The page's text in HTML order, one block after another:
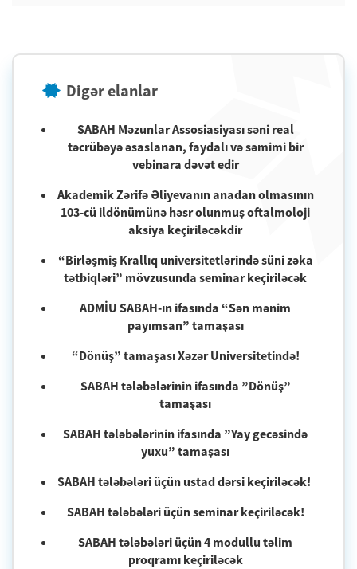
Digər elanlar
SABAH Məzunlar Assosiasiyası səni real
təcrübəyə əsaslanan, faydalı və səmimi bir
vebinara dəvət edir
Akademik Zərifə Əliyevanın anadan olmasının
103-cü ildönümünə həsr olunmuş oftalmoloji
aksiya keçiriləcəkdir
“Birləşmiş Krallıq universitetlərində süni zəka
tətbiqləri” mövzusunda seminar keçiriləcək
ADMİU SABAH-ın ifasında “Sən mənim
payımsan” tamaşası
“Dönüş” tamaşası Xəzər Universitetində!
SABAH tələbələrinin ifasında ”Dönüş”
tamaşası
SABAH tələbələrinin ifasında ”Yay gecəsində
yuxu” tamaşası
SABAH tələbələri üçün ustad dərsi keçiriləcək!
SABAH tələbələri üçün seminar keçiriləcək!
SABAH tələbələri üçün 4 modullu təlim
proqramı keçiriləcək